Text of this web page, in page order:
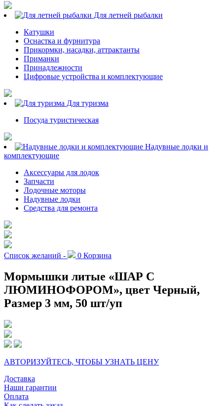
Для летней рыбалки
Катушки
Оснастка и фурнитура
Прикормки, насадки, аттрактанты
Приманки
Принадлежности
Цифровые устройства и комплектующие
Для туризма
Посуда туристическая
Надувные лодки и
комплектующие
Аксессуары для лодок
Запчасти
Лодочные моторы
Надувные лодки
Средства для ремонта
Список желаний - 0 Корзина
Мормышки литые «ШАР С
ЛЮМИНОФОРОМ», цвет Черный,
Размер 3 мм, 50 шт/уп
АВТОРИЗУЙТЕСЬ, ЧТОБЫ УЗНАТЬ ЦЕНУ
Доставка
Наши гарантии
Оплата